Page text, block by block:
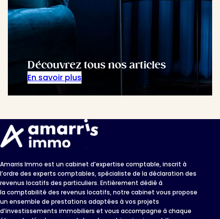
Découvrez tous nos articles
En savoir plus
Amarris Immo est un cabinet d’expertise comptable, inscrit à
l’ordre des experts comptables, spécialiste de la déclaration des
revenus locatifs des particuliers. Entièrement dédié à
la comptabilité des revenus locatifs, notre cabinet vous propose
un ensemble de prestations adaptées à vos projets
d’investissements immobiliers et vous accompagne à chaque